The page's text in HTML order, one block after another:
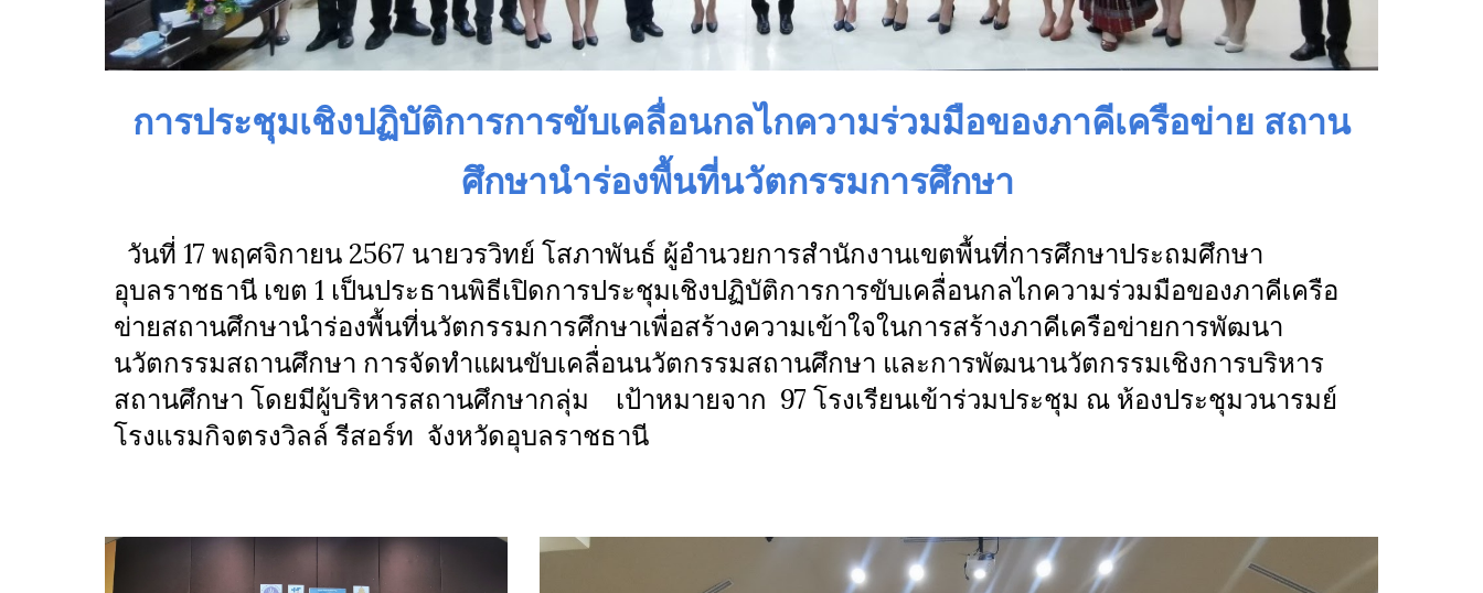
การประชุมเชิงปฏิบัติการการขับเคลื่อนกลไกความร่วมมือของภาคีเครือข่าย สถาน
ศึกษานำร่องพื้นที่นวัตกรรมการศึกษา
วันที่ 17 พฤศจิกายน 2567 นายวรวิทย์ โสภาพันธ์ ผู้อำนวยการสำนักงานเขตพื้นที่การศึกษาประถมศึกษา
อุบลราชธานี เขต 1 เป็นประธานพิธีเปิดการประชุมเชิงปฏิบัติการการขับเคลื่อนกลไกความร่วมมือของภาคีเครือ
ข่ายสถานศึกษานำร่องพื้นที่นวัตกรรมการศึกษาเพื่อสร้างความเข้าใจในการสร้างภาคีเครือข่ายการพัฒนา
นวัตกรรมสถานศึกษา การจัดทำแผนขับเคลื่อนนวัตกรรมสถานศึกษา และการพัฒนานวัตกรรมเชิงการบริหาร
สถานศึกษา โดยมีผู้บริหารสถานศึกษากลุ่ม เป้าหมายจาก 97 โรงเรียนเข้าร่วมประชุม ณ ห้องประชุมวนารมย์
โรงแรมกิจตรงวิลล์ รีสอร์ท จังหวัดอุบลราชธานี